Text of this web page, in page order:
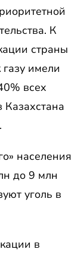
К
страны
газу имели
всех
населения
до 9 млн
уголь в
в